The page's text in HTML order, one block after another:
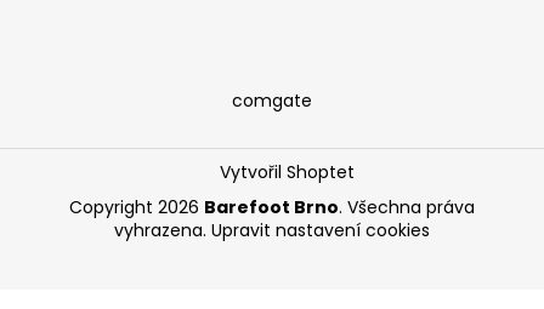
comgate
Vytvořil Shoptet
Copyright 2026 Barefoot Brno. Všechna práva
vyhrazena. Upravit nastavení cookies